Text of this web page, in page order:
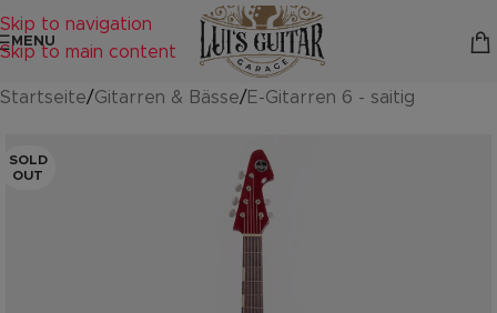
Skip to navigation
Skip to main content
MENU
Startseite/Gitarren & Bässe/E-Gitarren 6 - saitig
SOLD
OUT